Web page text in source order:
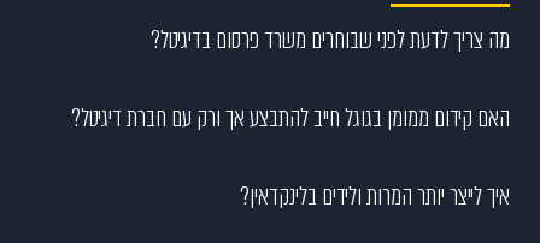
מה צריך לדעת לפני שבוחרים משרד פרסום בדיגיטל?
האם קידום ממומן בגוגל חייב להתבצע אך ורק עם חברת דיגיטל?
איך לייצר יותר המרות ולידים בלינקדאין?